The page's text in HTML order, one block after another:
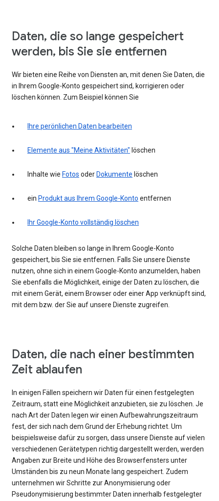
Daten, die so lange gespeichert
werden, bis Sie sie entfernen
Wir bieten eine Reihe von Diensten an, mit denen Sie Daten, die
in Ihrem Google-Konto gespeichert sind, korrigieren oder
löschen können. Zum Beispiel können Sie
Ihre perönlichen Daten bearbeiten
Elemente aus "Meine Aktivitäten" löschen
Inhalte wie Fotos oder Dokumente löschen
ein Produkt aus Ihrem Google-Konto entfernen
Ihr Google-Konto vollständig löschen
Solche Daten bleiben so lange in Ihrem Google-Konto
gespeichert, bis Sie sie entfernen. Falls Sie unsere Dienste
nutzen, ohne sich in einem Google-Konto anzumelden, haben
Sie ebenfalls die Möglichkeit, einige der Daten zu löschen, die
mit einem Gerät, einem Browser oder einer App verknüpft sind,
mit dem bzw. der Sie auf unsere Dienste zugreifen.
Daten, die nach einer bestimmten
Zeit ablaufen
In einigen Fällen speichern wir Daten für einen festgelegten
Zeitraum, statt eine Möglichkeit anzubieten, sie zu löschen. Je
nach Art der Daten legen wir einen Aufbewahrungszeitraum
fest, der sich nach dem Grund der Erhebung richtet. Um
beispielsweise dafür zu sorgen, dass unsere Dienste auf vielen
verschiedenen Gerätetypen richtig dargestellt werden, werden
Angaben zur Breite und Höhe des Browserfensters unter
Umständen bis zu neun Monate lang gespeichert. Zudem
unternehmen wir Schritte zur Anonymisierung oder
Pseudonymisierung bestimmter Daten innerhalb festgelegter